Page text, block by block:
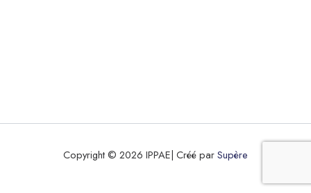
Copyright © 2026 IPPAE| Créé parSupère